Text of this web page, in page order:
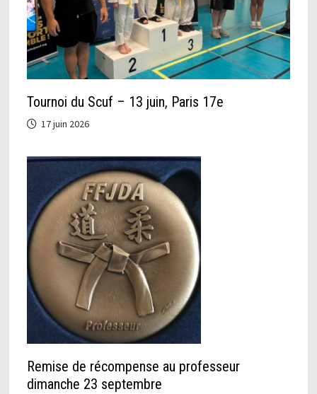
Tournoi du Scuf – 13 juin, Paris 17e
17 juin 2026
Remise de récompense au professeur
dimanche 23 septembre